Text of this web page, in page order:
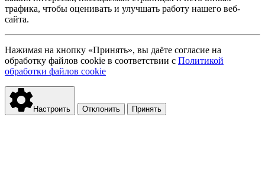
трафика, чтобы оценивать и улучшать работу нашего веб-
сайта.
Нажимая на кнопку «Принять», вы даёте согласие на
обработку файлов cookie в соответствии с Политикой
обработки файлов cookie
Настроить Отклонить Принять